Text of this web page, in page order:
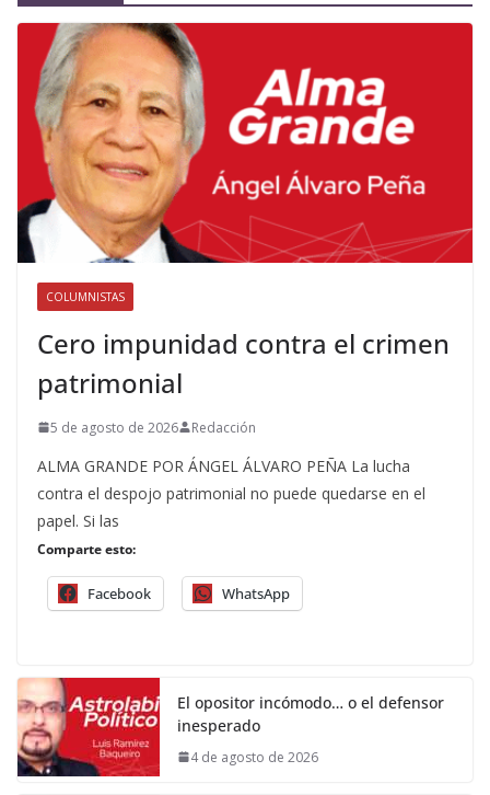
COLUMNISTAS
Cero impunidad contra el crimen
patrimonial
5 de agosto de 2026 Redacción
ALMA GRANDE POR ÁNGEL ÁLVARO PEÑA La lucha
contra el despojo patrimonial no puede quedarse en el
papel. Si las
Comparte esto:
Facebook WhatsApp
El opositor incómodo… o el defensor
inesperado
4 de agosto de 2026